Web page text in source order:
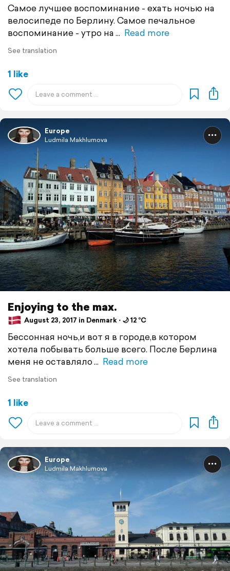
Самое лучшее воспоминание - ехать ночью на
велосипеде по Берлину. Самое печальное
воспоминание - утро на
Read more
See translation
1 like
Europe
Ludmila Makhlumova
Enjoying to the max.
August 23, 2017 in Denmark ⋅ 🌙 12 °C
Бессонная ночь,и вот я в городе,в котором
хотела побывать больше всего. После Берлина
меня не оставляло
Read more
See translation
1 like
Europe
Ludmila Makhlumova